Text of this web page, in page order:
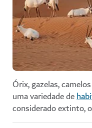
Órix, gazelas,
uma variedade de
considerado extinto,